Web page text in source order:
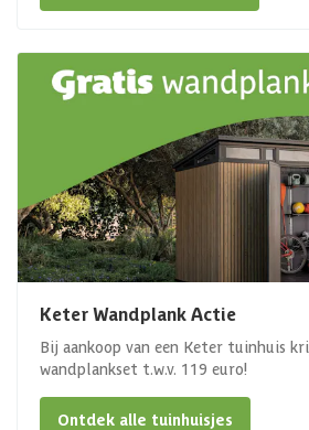
Keter Wandplank Actie
Bij aankoop van een Keter tuinhuis
wandplankset t.w.v. 119 euro!
Ontdek alle tuinhuisjes